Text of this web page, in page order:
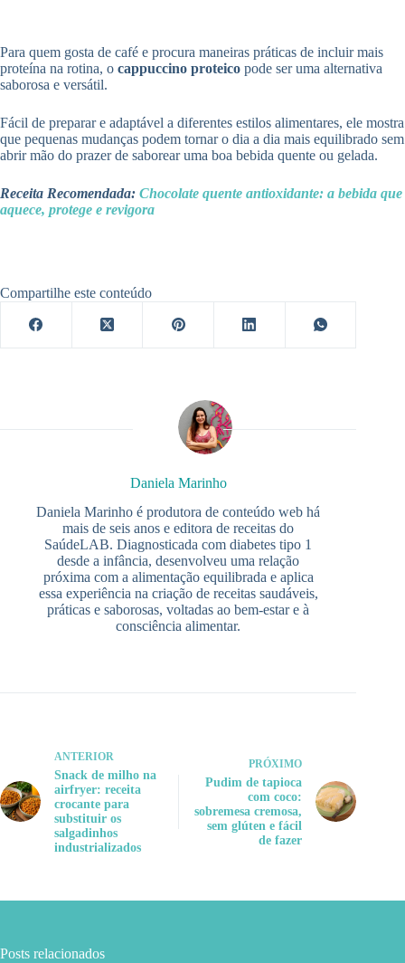
Para quem gosta de café e procura maneiras práticas de incluir mais
proteína na rotina, o cappuccino proteico pode ser uma alternativa
saborosa e versátil.
Fácil de preparar e adaptável a diferentes estilos alimentares, ele mostra
que pequenas mudanças podem tornar o dia a dia mais equilibrado sem
abrir mão do prazer de saborear uma boa bebida quente ou gelada.
Receita Recomendada: Chocolate quente antioxidante: a bebida que
aquece, protege e revigora
Compartilhe este conteúdo
Daniela Marinho
Daniela Marinho é produtora de conteúdo web há
mais de seis anos e editora de receitas do
SaúdeLAB. Diagnosticada com diabetes tipo 1
desde a infância, desenvolveu uma relação
próxima com a alimentação equilibrada e aplica
essa experiência na criação de receitas saudáveis,
práticas e saborosas, voltadas ao bem-estar e à
consciência alimentar.
ANTERIOR
Snack de milho na
airfryer: receita
crocante para
substituir os
salgadinhos
industrializados
PRÓXIMO
Pudim de tapioca
com coco:
sobremesa cremosa,
sem glúten e fácil
de fazer
Posts relacionados